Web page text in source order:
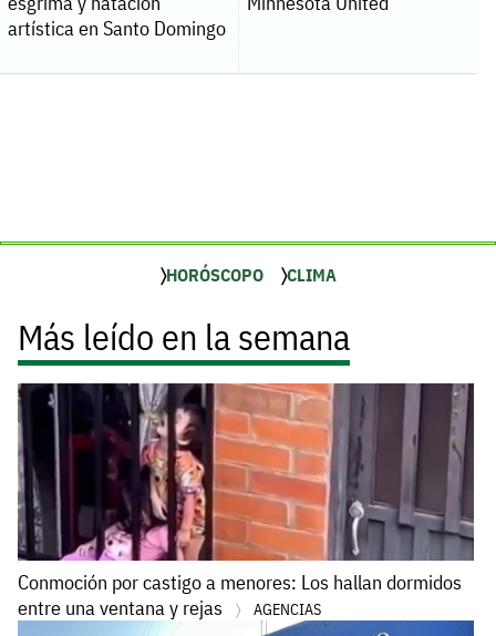
artística en Santo Domingo
HORÓSCOPO CLIMA
Más leído en la semana
Conmoción por castigo a menores: Los hallan dormidos
entre una ventana y rejas
AGENCIAS